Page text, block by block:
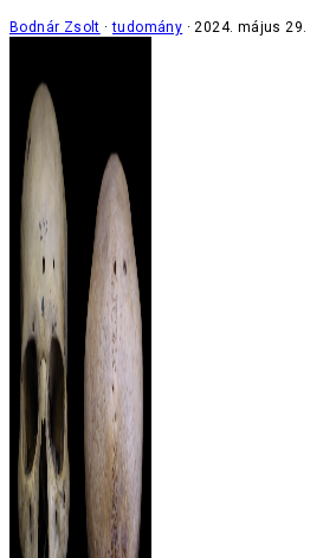
Bodnár Zsolt tudomány 2024. május 29.